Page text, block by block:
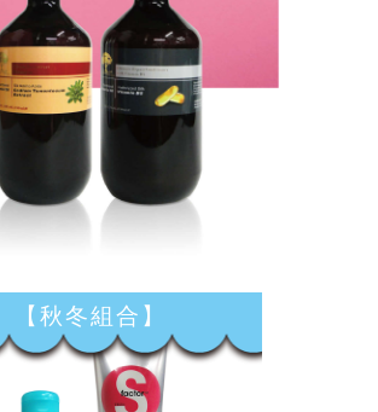
【秋冬組合】